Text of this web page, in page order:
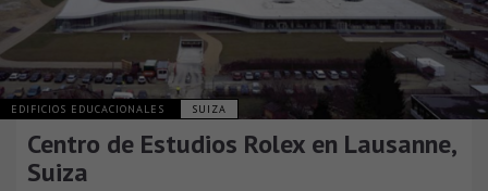
EDIFICIOS EDUCACIONALES SUIZA
Centro de Estudios Rolex en Lausanne,
Suiza